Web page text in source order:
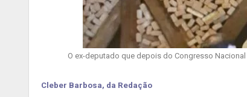
O ex-deputado que depois do Congresso
Cleber Barbosa, da Redação